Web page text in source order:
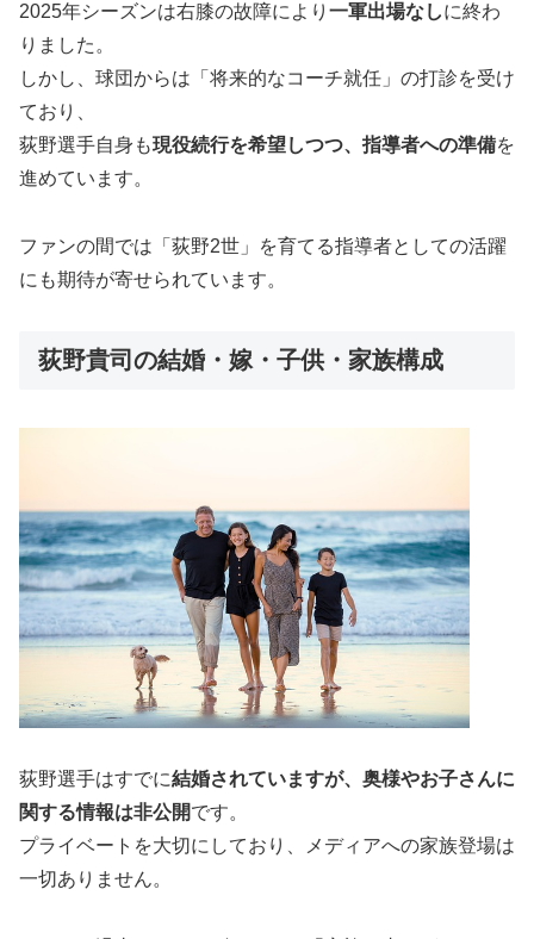
2025年シーズンは右膝の故障により 一軍出場なしに終わ
りました。
しかし、球団からは「将来的なコーチ就任」の打診を受け
ており、
荻野選手自身も現役続行を希望しつつ、指導者への準備を
進めています。
ファンの間では「荻野2世」を育てる指導者としての活躍
にも期待が寄せられています。
荻野貴司の結婚・嫁・子供・家族構成
荻野選手はすでに結婚されていますが、奥様やお子さんに
関する情報は非公開です。
プライベートを大切にしており、メディアへの家族登場は
一切ありません。